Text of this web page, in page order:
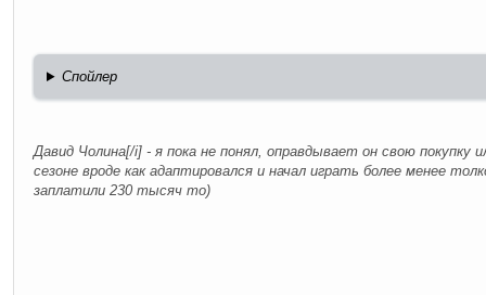
Спойлер
Давид Чолина[/i] - я пока не понял, оправдывает он свою покупку
сезоне вроде как адаптировался и начал играть более менее
заплатили 230 тысяч то)